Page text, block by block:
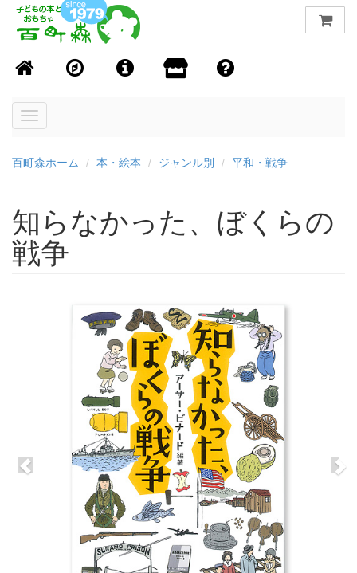
Toggle
百町森ホーム 本・絵本 ジャンル別 平和・戦争
知らなかった、ぼくらの
戦争